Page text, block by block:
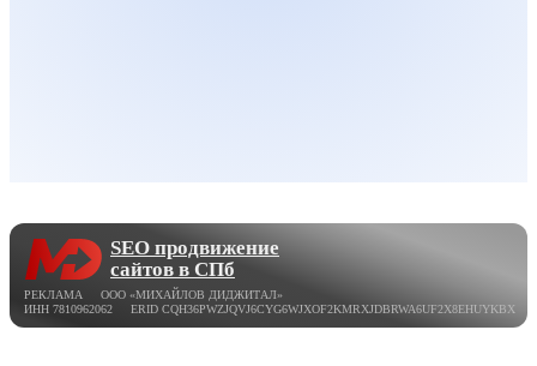
SEO продвижение
сайтов в СПб
РЕКЛАМА ООО «МИХАЙЛОВ ДИДЖИТАЛ»
ИНН 7810962062 ERID CQH36PWZJQVJ6CYG6WJXOF2KMRXJDBRWA6UF2X8EHUYKBX